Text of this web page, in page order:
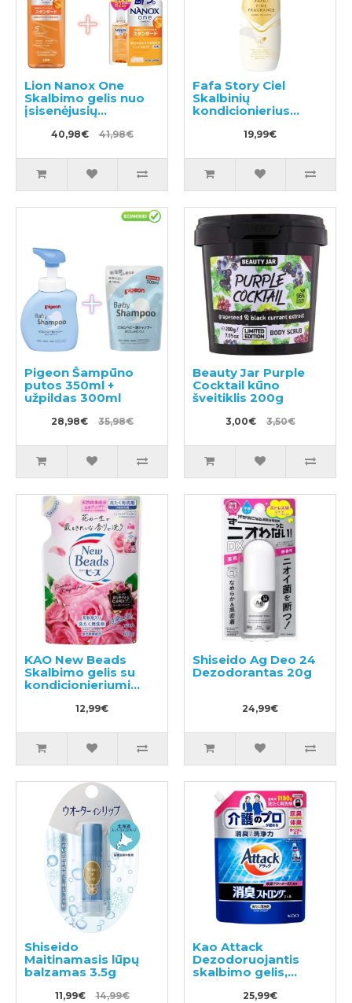
Lion Nanox One
Skalbimo gelis nuo
įsisenėjusių
nešvarumų 640g +
užpildas 820g
40,98€ 41,98€
Fafa Story Ciel
Skalbinių
kondicionierius
19,99€
Pigeon Šampūno
putos 350ml +
užpildas 300ml
28,98€ 35,98€
Beauty Jar Purple
Cocktail kūno
šveitiklis 200g
3,00€ 3,50€
KAO New Beads
Skalbimo gelis su
kondicionieriumi
užpildas 650g
12,99€
Shiseido Ag Deo 24
Dezodorantas 20g
24,99€
Shiseido
Maitinamasis lūpų
balzamas 3.5g
11,99€ 14,99€
Kao Attack
Dezodoruojantis
skalbimo gelis,
užpildas 1150g
25,99€